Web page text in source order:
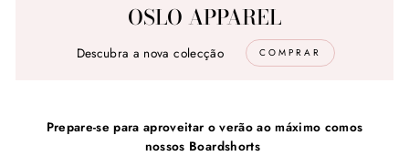
OSLO APPAREL
Descubra a nova colecção COMPRAR
Prepare-se para aproveitar o verão ao máximo comos
nossos Boardshorts